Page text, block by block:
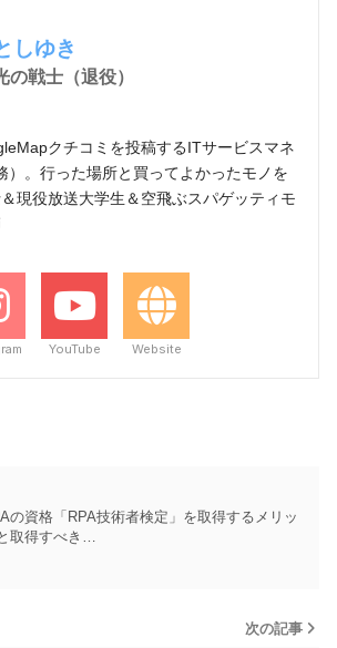
しゆき
の戦士（退役）
クチコミを投稿するITサービスマネ
）。行った場所と買ってよかったモノを
現役放送大学生＆空飛ぶスパゲッティモ
YouTube Website
の資格「RPA技術者検定」を取得するメリッ
取得すべき…
次の記事